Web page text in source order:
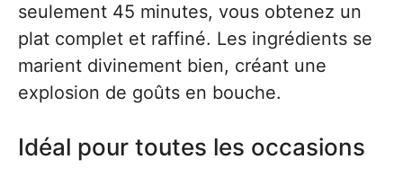
seulement 45 minutes, vous obtenez un
plat complet et raffiné. Les ingrédients se
marient divinement bien, créant une
explosion de goûts en bouche.
Idéal pour toutes les occasions